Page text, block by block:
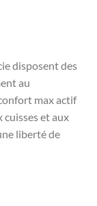
disposent des
au
max actif
cuisses et aux
liberté de